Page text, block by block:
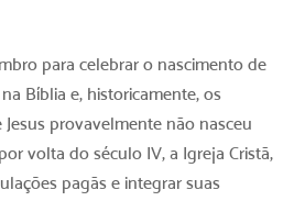
para celebrar o nascimento de
Bíblia e, historicamente, os
provavelmente não nasceu
volta do século IV, a Igreja Cristã,
pagãs e integrar suas